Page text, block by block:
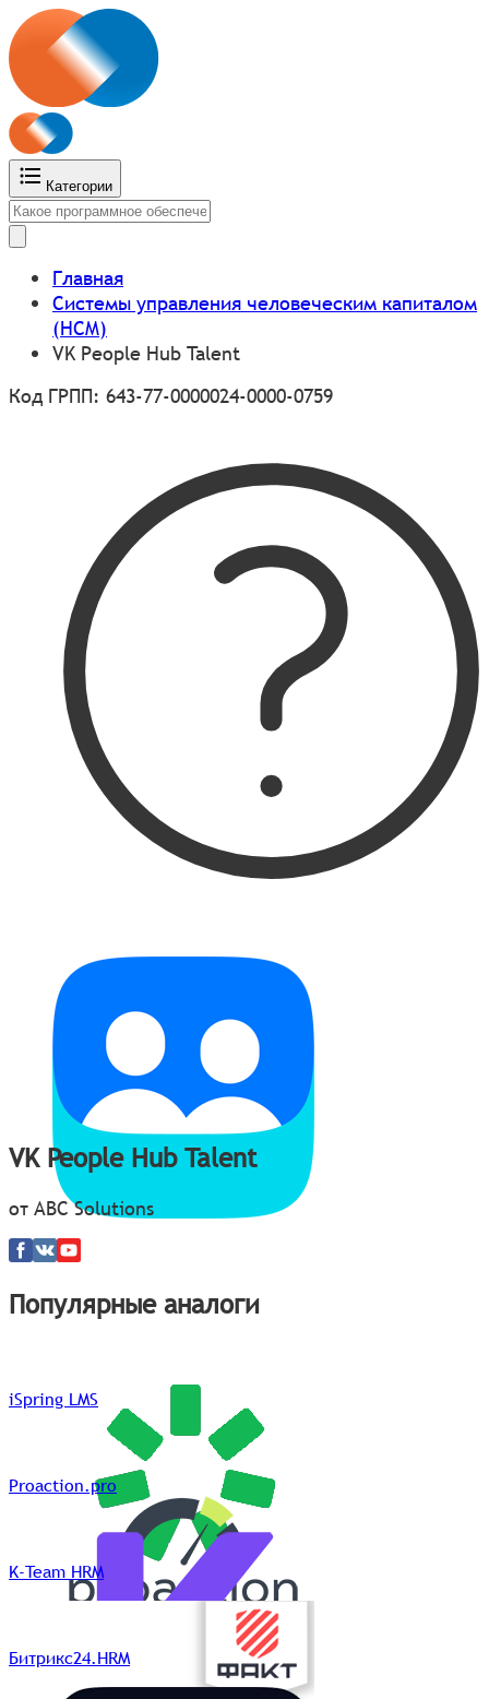
Категории
Главная
Системы управления человеческим капиталом
(HCM)
VK People Hub Talent
Код ГРПП: 643-77-0000024-0000-0759
VK People Hub Talent
от ABC Solutions
Популярные аналоги
iSpring LMS
Proaction.pro
K-Team HRM
Битрикс24.HRM